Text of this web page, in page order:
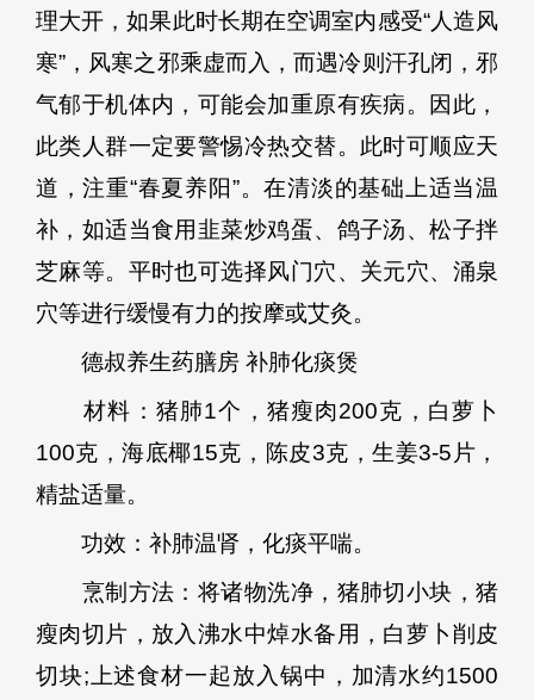
理大开，如果此时长期在空调室内感受“人造风
寒”，风寒之邪乘虚而入，而遇冷则汗孔闭，邪
气郁于机体内，可能会加重原有疾病。因此，
此类人群一定要警惕冷热交替。此时可顺应天
道，注重“春夏养阳”。在清淡的基础上适当温
补，如适当食用韭菜炒鸡蛋、鸽子汤、松子拌
芝麻等。平时也可选择风门穴、关元穴、涌泉
穴等进行缓慢有力的按摩或艾灸。
德叔养生药膳房 补肺化痰煲
材料：猪肺1个，猪瘦肉200克，白萝卜
100克，海底椰15克，陈皮3克，生姜3-5片，
精盐适量。
功效：补肺温肾，化痰平喘。
烹制方法：将诸物洗净，猪肺切小块，猪
瘦肉切片，放入沸水中焯水备用，白萝卜削皮
切块;上述食材一起放入锅中，加清水约1500